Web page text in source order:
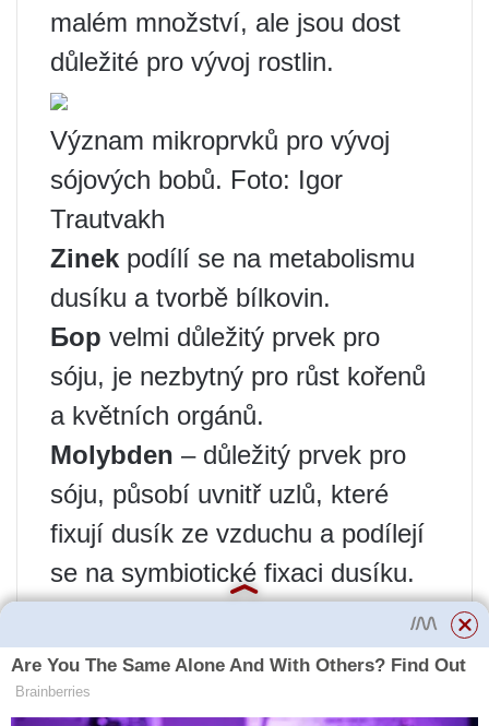
malém množství, ale jsou dost
důležité pro vývoj rostlin.
Význam mikroprvků pro vývoj
sójových bobů. Foto: Igor
Trautvakh
Zinek podílí se na metabolismu
dusíku a tvorbě bílkovin.
Бор velmi důležitý prvek pro
sóju, je nezbytný pro růst kořenů
a květních orgánů.
Molybden – důležitý prvek pro
sóju, působí uvnitř uzlů, které
fixují dusík ze vzduchu a podílejí
se na symbiotické fixaci dusíku.
výživu rostlin dusíkem.
Hořčík